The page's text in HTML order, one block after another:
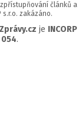
článků a
s.r.o. zakázáno.
je INCORP
054.